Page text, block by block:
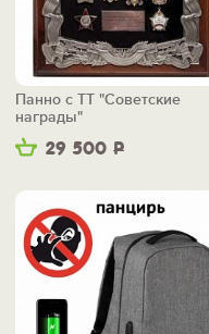
29 500 Р
Панно с ТТ "Советские
награды"